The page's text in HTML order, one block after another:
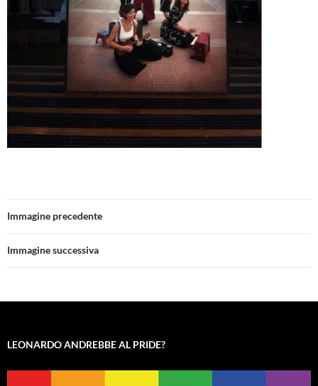
Immagine precedente
Immagine successiva
LEONARDO ANDREBBE AL PRIDE?